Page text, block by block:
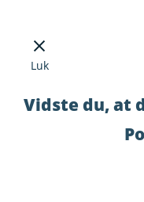
Luk
Vidste du, at